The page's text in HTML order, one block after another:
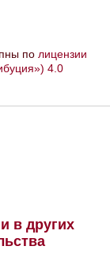
по лицензии
4.0
в других